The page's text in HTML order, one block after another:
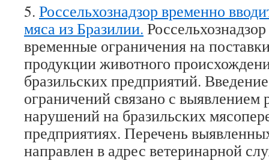
5. Россельхознадзор временно
мяса из Бразилии.
временные ограничения на
продукции животного
бразильских предприятий.
ограничений связано с выявлением
нарушений на бразильских
предприятиях. Перечень
направлен в адрес ветеринарной